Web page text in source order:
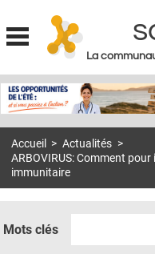
La
MON COMPTE
S'ABONNER À LA REVUE SOIN
Accueil > Actualités >
ARBOVIRUS: Comment
immunitaire
Mots clés